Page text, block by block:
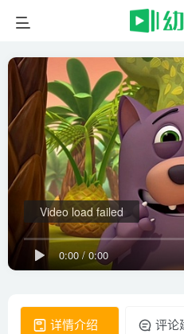
0:00/0:00
Video load failed
详情介绍 评论